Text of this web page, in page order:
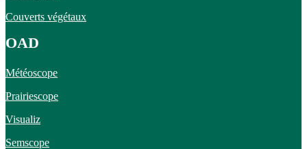
Couverts végétaux
OAD
Météoscope
Prairiescope
Visualiz
Semscope